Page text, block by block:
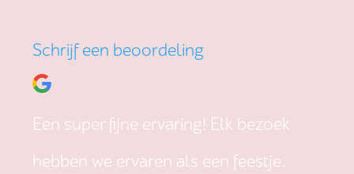
Schrijf een beoordeling
Een super fijne ervaring! Elk bezoek
hebben we ervaren als een feestje.